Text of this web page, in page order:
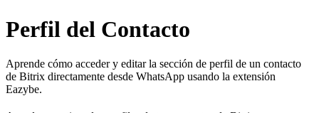
Perfil del Contacto
Aprende cómo acceder y editar la sección de perfil de un contacto
de Bitrix directamente desde WhatsApp usando la extensión
Eazybe.